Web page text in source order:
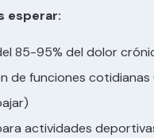
esperar:
85-95% del dolor
de funciones cotidianas
actividades